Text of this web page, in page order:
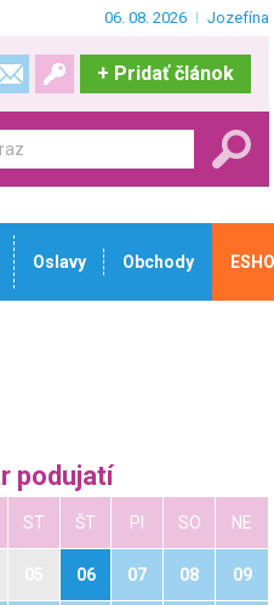
06. 08. 2026 Jozefína
+ Pridať článok
Oslavy Obchody
podujatí
ST ŠT PI SO NE
06 07 08 09